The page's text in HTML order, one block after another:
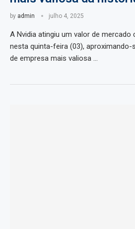
by admin julho 4, 2025
A Nvidia atingiu um valor de mercado
nesta quinta-feira (03),
de empresa mais valiosa …